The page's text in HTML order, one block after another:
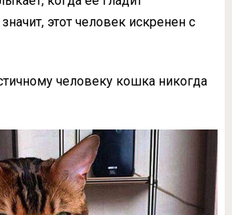
этот человек искренен с
человеку кошка никогда